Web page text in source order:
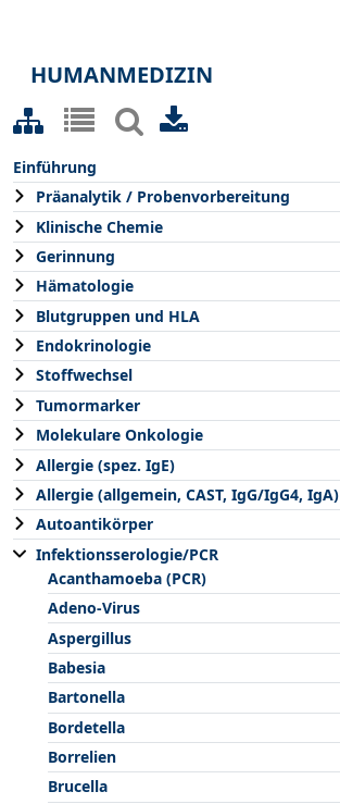
HUMANMEDIZIN
Einführung
Präanalytik / Probenvorbereitung
Klinische Chemie
Gerinnung
Hämatologie
Blutgruppen und HLA
Endokrinologie
Stoffwechsel
Tumormarker
Molekulare Onkologie
Allergie (spez. IgE)
Allergie (allgemein, CAST, IgG/IgG4, IgA)
Autoantikörper
Infektionsserologie/PCR
Acanthamoeba (PCR)
Adeno-Virus
Aspergillus
Babesia
Bartonella
Bordetella
Borrelien
Brucella